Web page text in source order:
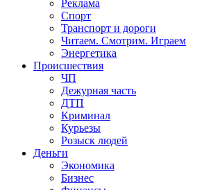
Реклама
Спорт
Транспорт и дороги
Читаем. Смотрим. Играем
Энергетика
Происшествия
ЧП
Дежурная часть
ДТП
Криминал
Курьезы
Розыск людей
Деньги
Экономика
Бизнес